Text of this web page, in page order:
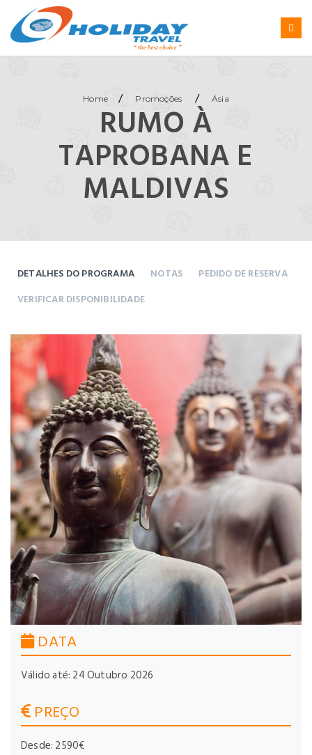
Home / Promoções / Ásia
RUMO À
TAPROBANA E
MALDIVAS
DETALHES DO PROGRAMA NOTAS
PEDIDO DE RESERVA
VERIFICAR DISPONIBILIDADE
DATA
Válido até: 24 Outubro 2026
PREÇO
Desde: 2590€